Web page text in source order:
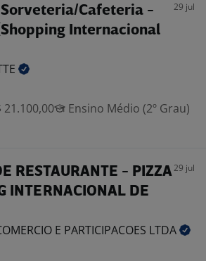
Cafeteria -
Internacional
29 jul
21.100,00
Ensino Médio (2º Grau)
RESTAURANTE - PIZZA
INTERNACIONAL DE
29 jul
E PARTICIPACOES LTDA